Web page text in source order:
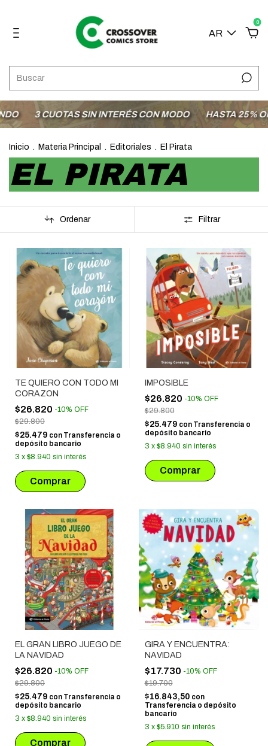
AR
0
3 CUOTAS SIN INTERÉS CON MODO HASTA 25% OFF
Inicio . Materia Principal . Editoriales . El Pirata
EL PIRATA
Ordenar Filtrar
TE QUIERO CON TODO MI
CORAZON
$26.820 -10% OFF
$29.800
$25.479 con Transferencia o
depósito bancario
3 x $8.940 sin interés
IMPOSIBLE
$26.820 -10% OFF
$29.800
$25.479 con Transferencia o
depósito bancario
3 x $8.940 sin interés
EL GRAN LIBRO JUEGO DE
LA NAVIDAD
$26.820 -10% OFF
$29.800
$25.479 con Transferencia o
depósito bancario
3 x $8.940 sin interés
GIRA Y ENCUENTRA:
NAVIDAD
$17.730 -10% OFF
$19.700
$16.843,50 con
Transferencia o depósito
bancario
3 x $5.910 sin interés